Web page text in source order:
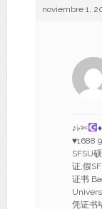
noviembre 1,
♪♭✄ ♦
♥1688
SFSU
证,假
证书
凭证书